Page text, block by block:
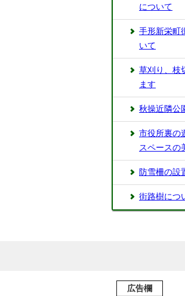
について
⼿形新栄町
いて
草刈り、枝
ます
秋操近隣公
市役所裏の
スペースの
防雪柵の設
街路樹につ
広告欄